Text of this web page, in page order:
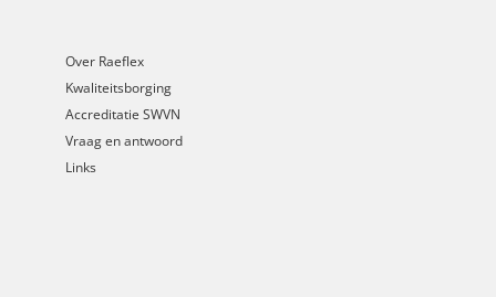
Over Raeflex
Kwaliteitsborging
Accreditatie SWVN
Vraag en antwoord
Links